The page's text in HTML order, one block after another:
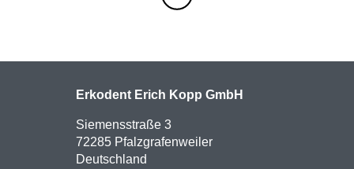
Erkodent Erich Kopp GmbH
Siemensstraße 3
72285 Pfalzgrafenweiler
Deutschland